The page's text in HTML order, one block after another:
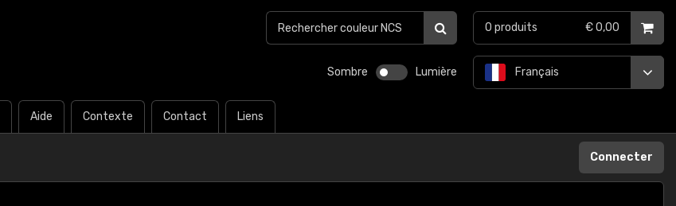
Sombre Lumière
Aide Contexte Contact Liens
Français
0 produits € 0,00
Connecter